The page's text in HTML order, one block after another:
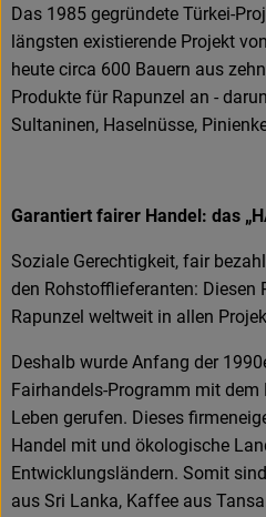
Das 1985 gegründete Türkei-
längsten existierende Projekt
heute circa 600 Bauern aus
Produkte für Rapunzel an -
Sultaninen, Haselnüsse,
Garantiert fairer Handel: das
Soziale Gerechtigkeit, fair
den Rohstofflieferanten: Diesen
Rapunzel weltweit in allen
Deshalb wurde Anfang der
Fairhandels-Programm mit dem
Leben gerufen. Dieses
Handel mit und ökologische
Entwicklungsländern. Somit
aus Sri Lanka, Kaffee aus